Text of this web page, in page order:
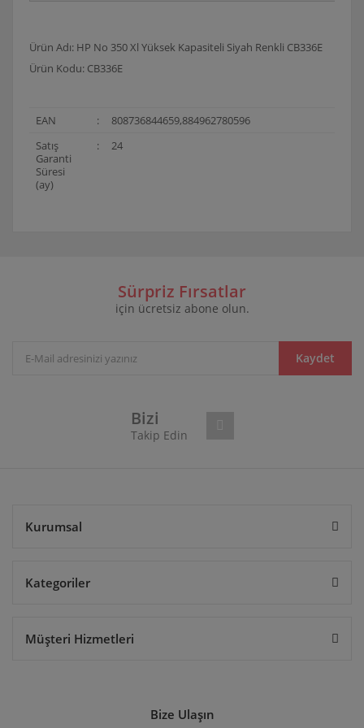
Ürün Adı: HP No 350 Xl Yüksek Kapasiteli Siyah Renkli CB336E
Ürün Kodu: CB336E
EAN :
808736844659,884962780596
Satış
Garanti
Süresi
(ay)
: 24
Yorum Yaz
Ürün resmi kalitesiz, bozuk veya görüntülenemiyor.
Ürün bilgilerinde hatalar bulunuyor.
Sürpriz Fırsatlar
için ücretsiz abone olun.
Kaydet
Bizi
Takip Edin
Kurumsal
Kategoriler
Müşteri Hizmetleri
Bize Ulaşın